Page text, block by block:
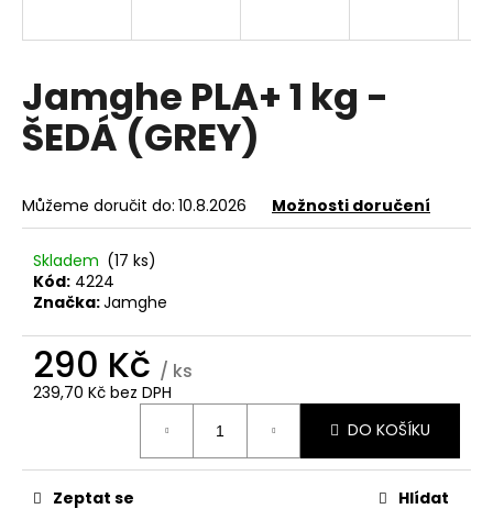
Jamghe PLA+ 1 kg -
ŠEDÁ (GREY)
Můžeme doručit do: 10.8.2026 Možnosti doručení
Skladem (17 ks)
Kód: 4224
Značka:Jamghe
290 Kč / ks
239,70 Kč bez DPH
DO KOŠÍKU
Zeptat se Hlídat
t
?
D
o
p
u
č